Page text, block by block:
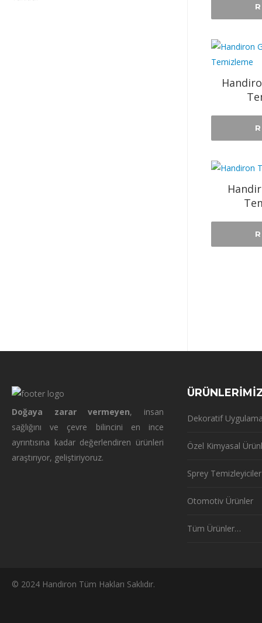
Doğaya zarar vermeyen, insan
sağlığını ve çevre bilincini en ince
ayrıntısına kadar değerlendiren ürünleri
araştırıyor, geliştiriyoruz.
Dekoratif
Özel Kimyasal
Sprey Temizleyiciler
Otomotiv Ürünler
Tüm Ürünler…
© 2024 Handiron Tüm Hakları Saklıdır.